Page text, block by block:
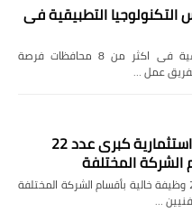
التطبيقية فى
وظائف خالية بمدارس التكنولوجيا التطبيقية فى اكثر من 8 محافظات فرصة
بفريق عمل …
اعلان وظائف شركة استثمارية كبرى عدد 22
الشركة المختلفة
اعلان وظائف شركة استثمارية كبرى عدد 22 وظيفة خالية بأقسام الشركة المختلفة
…